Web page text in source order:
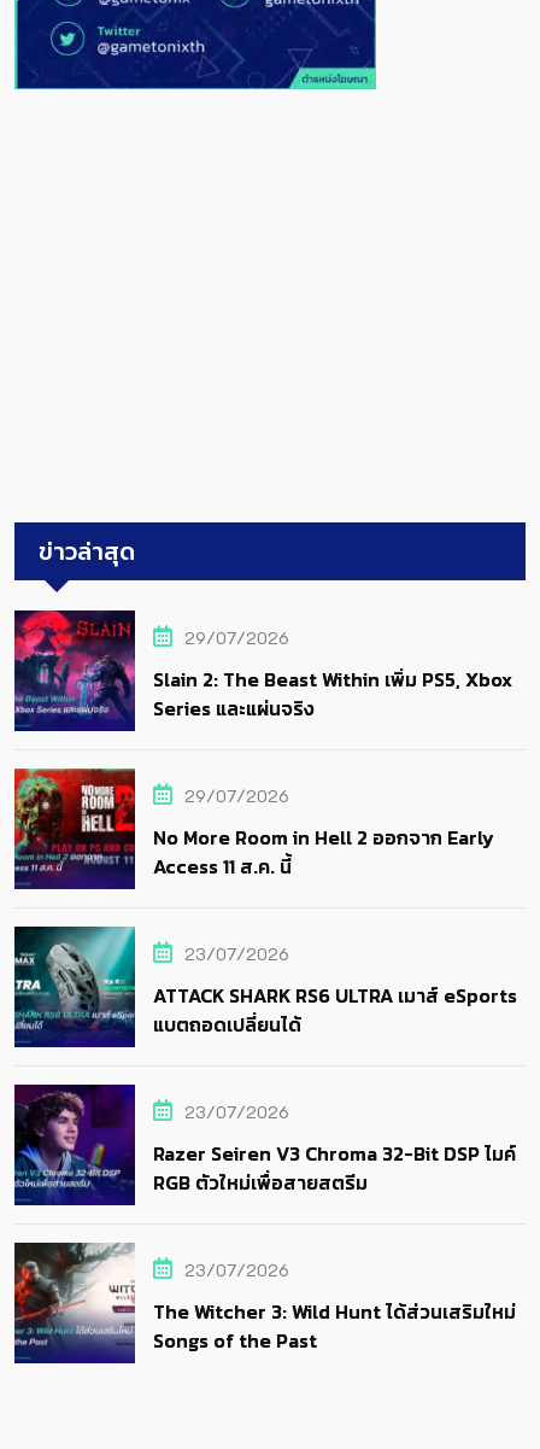
ข่าวล่าสุด
29/07/2026
Slain 2: The Beast Within เพิ่ม PS5, Xbox
Series และแผ่นจริง
29/07/2026
No More Room in Hell 2 ออกจาก Early
Access 11 ส.ค. นี้
23/07/2026
ATTACK SHARK RS6 ULTRA เมาส์ eSports
แบตถอดเปลี่ยนได้
23/07/2026
Razer Seiren V3 Chroma 32-Bit DSP ไมค์
RGB ตัวใหม่เพื่อสายสตรีม
23/07/2026
The Witcher 3: Wild Hunt ได้ส่วนเสริมใหม่
Songs of the Past